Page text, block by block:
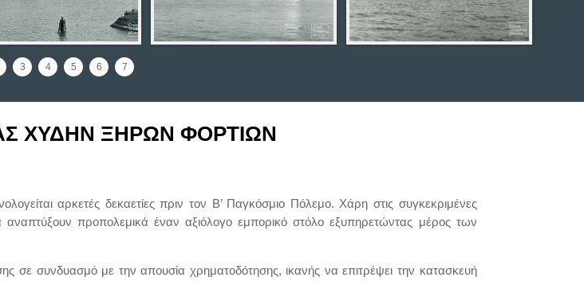
3 4 5 6 7
ΧΥΔΗΝ ΞΗΡΩΝ ΦΟΡΤΙΩΝ
αρκετές δεκαετίες πριν τον Β’ Παγκόσμιο Πόλεμο. Χάρη στις συγκεκριμένες
προπολεμικά έναν αξιόλογο εμπορικό στόλο εξυπηρετώντας μέρος των
σε συνδυασμό με την απουσία χρηματοδότησης, ικανής να επιτρέψει την κατασκευή